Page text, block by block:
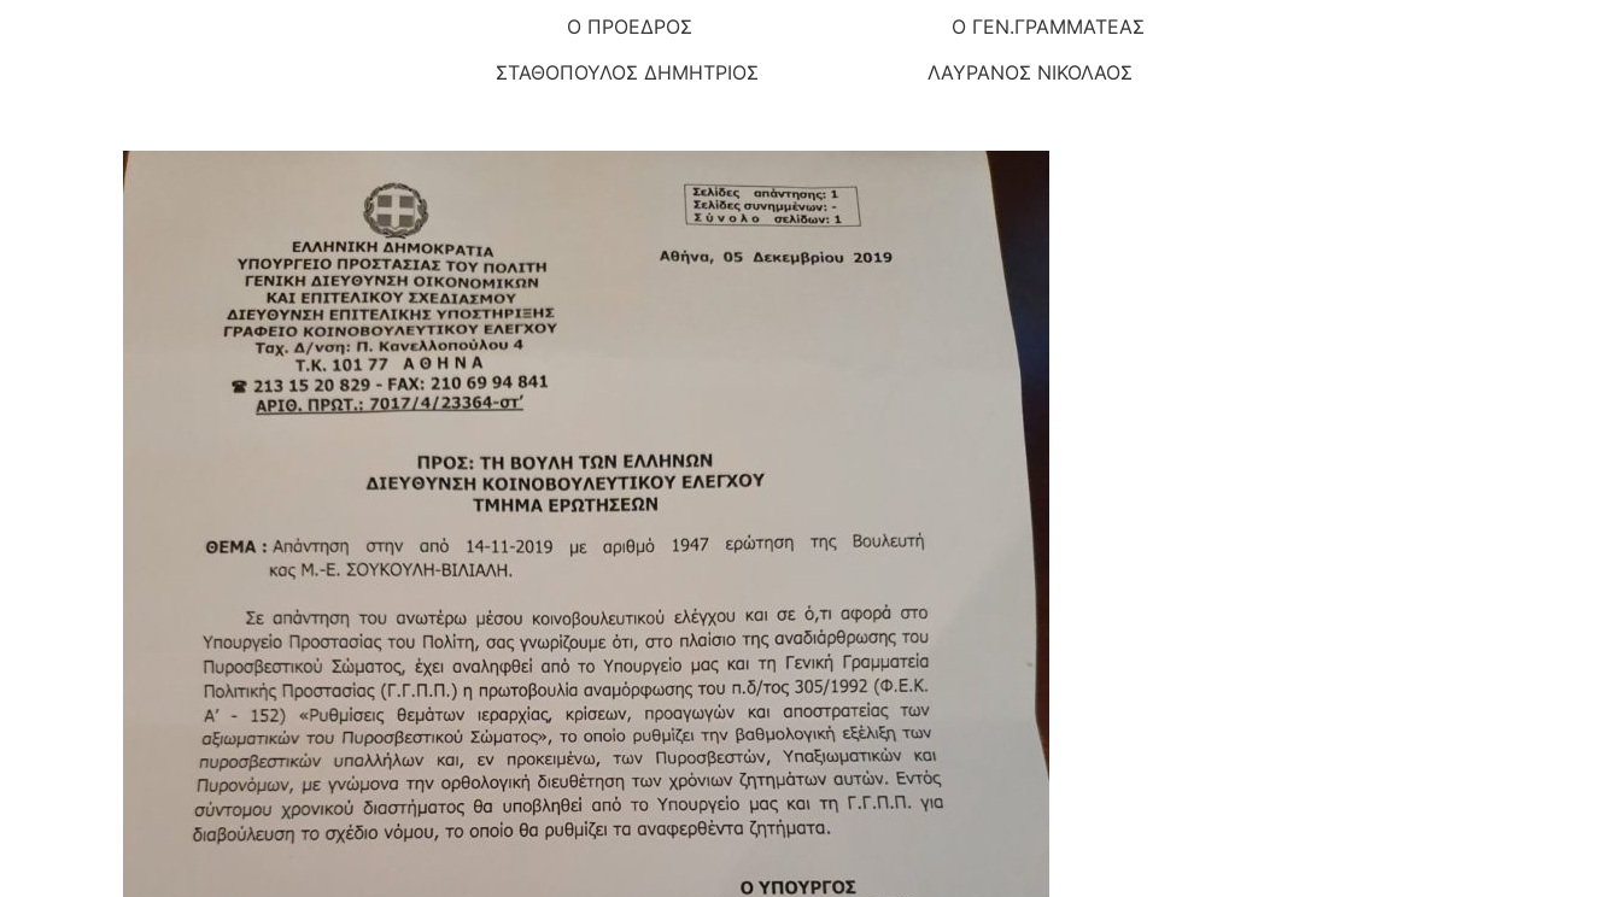
Ο ΠΡΟΕΔΡΟΣ Ο ΓΕΝ.ΓΡΑΜΜΑΤΕΑΣ
ΣΤΑΘΟΠΟΥΛΟΣ ΔΗΜΗΤΡΙΟΣ ΛΑΥΡΑΝΟΣ ΝΙΚΟΛΑΟΣ